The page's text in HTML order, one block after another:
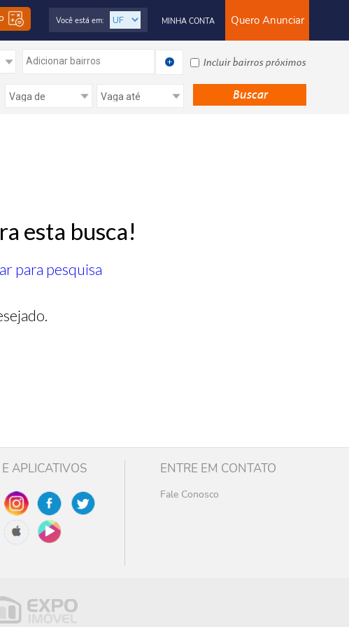
Quero Anunciar
MINHA CONTA
Você está em:
Adicionar bairros Incluir bairros próximos
esta busca!
para pesquisa
APLICATIVOS ENTRE EM CONTATO
Fale Conosco